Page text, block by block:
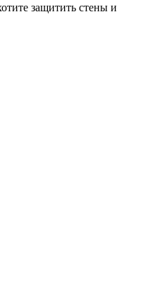
защитить стены и